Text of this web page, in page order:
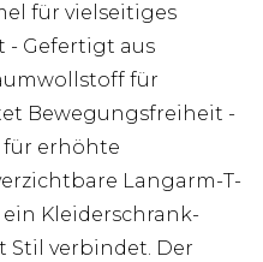
für vielseitiges
- Gefertigt aus
für
Bewegungsfreiheit -
für erhöhte
Langarm-T-
Kleiderschrank-
Stil verbindet. Der